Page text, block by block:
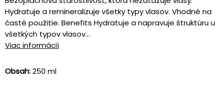
Hydratuje a remineralizuje všetky typy vlasov. Vhodné na
časté použitie. Benefits Hydratuje a napravuje štruktúru u
všetkých typov vlasov...
Viac informácií
Obsah:250 ml